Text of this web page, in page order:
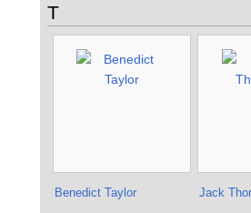
T
Benedict Taylor Jack